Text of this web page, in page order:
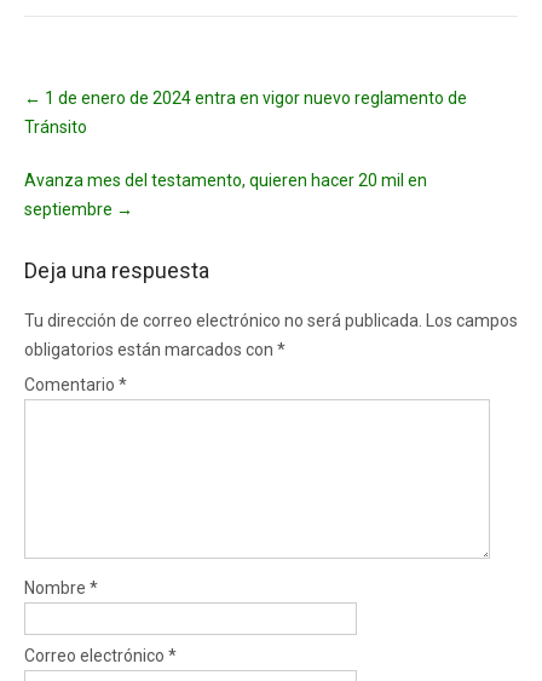
navigation
← 1 de enero de 2024 entra en vigor nuevo reglamento de
Tránsito
Avanza mes del testamento, quieren hacer 20 mil en
septiembre →
Deja una respuesta
Tu dirección de correo electrónico no será publicada.
Los campos
obligatorios están marcados con *
Comentario *
Nombre *
Correo electrónico *